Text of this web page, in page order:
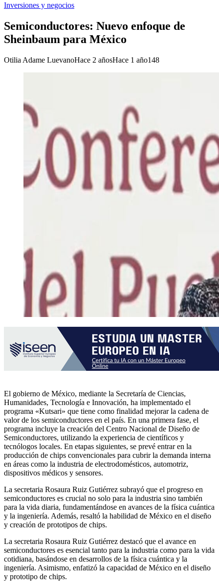
Inversiones y negocios
Semiconductores: Nuevo enfoque de
Sheinbaum para México
Otilia Adame LuevanoHace 2 añosHace 1 año148
El gobierno de México, mediante la Secretaría de Ciencias,
Humanidades, Tecnología e Innovación, ha implementado el
programa «Kutsari» que tiene como finalidad mejorar la cadena de
valor de los semiconductores en el país. En una primera fase, el
programa incluye la creación del Centro Nacional de Diseño de
Semiconductores, utilizando la experiencia de científicos y
tecnólogos locales. En etapas siguientes, se prevé entrar en la
producción de chips convencionales para cubrir la demanda interna
en áreas como la industria de electrodomésticos, automotriz,
dispositivos médicos y sensores.
La secretaria Rosaura Ruiz Gutiérrez subrayó que el progreso en
semiconductores es crucial no solo para la industria sino también
para la vida diaria, fundamentándose en avances de la física cuántica
y la ingeniería. Además, resaltó la habilidad de México en el diseño
y creación de prototipos de chips.
La secretaria Rosaura Ruiz Gutiérrez destacó que el avance en
semiconductores es esencial tanto para la industria como para la vida
cotidiana, basándose en desarrollos de la física cuántica y la
ingeniería. Asimismo, enfatizó la capacidad de México en el diseño
y prototipo de chips.